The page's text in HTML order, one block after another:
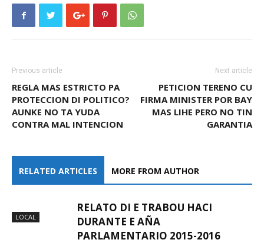
Previous article
REGLA MAS ESTRICTO PA
PROTECCION DI POLITICO?
AUNKE NO TA YUDA
CONTRA MAL INTENCION
Next article
PETICION TERENO CU
FIRMA MINISTER POR BAY
MAS LIHE PERO NO TIN
GARANTIA
RELATED ARTICLES MORE FROM AUTHOR
LOCAL
RELATO DI E TRABOU HACI
DURANTE E AÑA
PARLAMENTARIO 2015-2016